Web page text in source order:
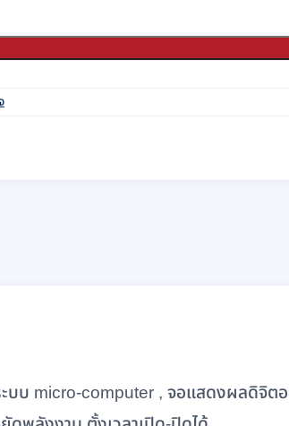
น SL-1193 ชิ้น
บบ micro-computer , จอแสดงผลดิจิต